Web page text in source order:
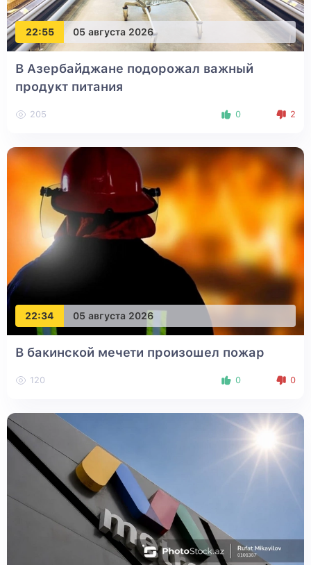
22:55 05 августа 2026
В Азербайджане подорожал важный
продукт питания
205 0 2
22:34 05 августа 2026
В бакинской мечети произошел пожар
120 0 0